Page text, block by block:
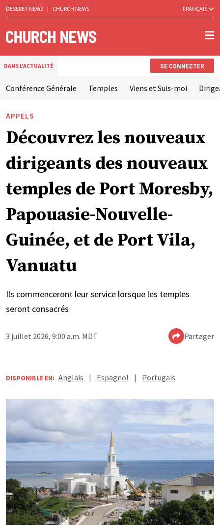
DESERET NEWS | CHURCH NEWS FRANÇAIS
DANS L'ACTUALITÉ SE CONNECTER
Conférence Générale Temples Viens et Suis-moi
APPELS
Découvrez les nouveaux
dirigeants des nouveaux
temples de Port Moresby,
Papouasie-Nouvelle-
Guinée, et de Port Vila,
Vanuatu
Ils commenceront leur service lorsque les temples
seront consacrés
3 juillet 2026, 9:00 a.m. MDT Partager
DISPONIBLE EN: Anglais | Espagnol | Portugais